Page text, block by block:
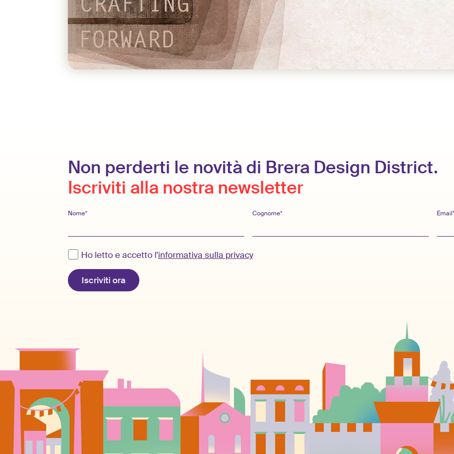
Non perderti le novità di Brera Design District.
Iscriviti alla nostra newsletter
Nome* Cognome*
Ho letto e accetto l'informativa sulla privacy
Iscriviti ora